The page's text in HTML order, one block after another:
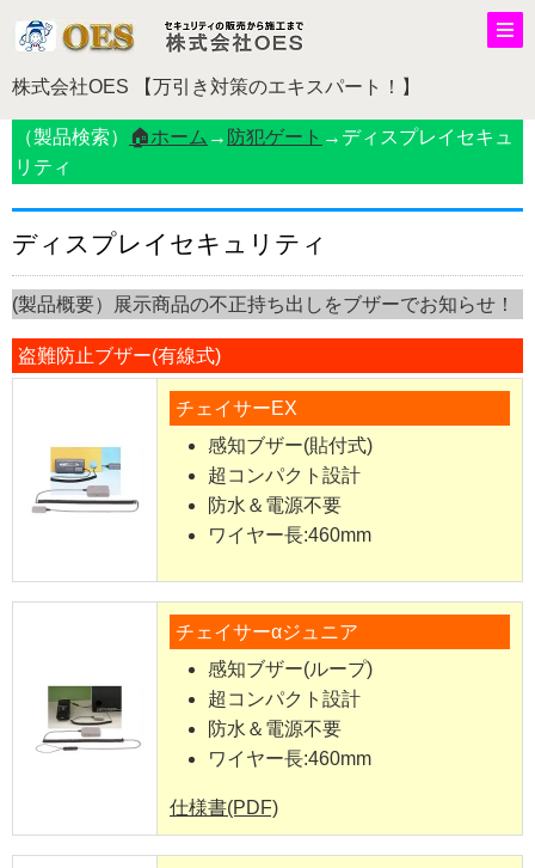
株式会社OES 【万引き対策のエキスパート！】
（製品検索） 🏠ホーム → 防犯ゲート →ディスプレイセキュ
リティ
ディスプレイセキュリティ
(製品概要）展示商品の不正持ち出しをブザーでお知らせ！
盗難防止ブザー(有線式)
チェイサーEX
感知ブザー(貼付式)
超コンパクト設計
防水＆電源不要
ワイヤー長:460mm
チェイサーαジュニア
感知ブザー(ループ)
超コンパクト設計
防水＆電源不要
ワイヤー長:460mm
仕様書(PDF)